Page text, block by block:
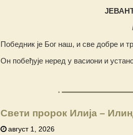
Победник је Бог наш, и све добре и
Он побеђује неред у васиони и
Свети пророк Илија –
август 1, 2026